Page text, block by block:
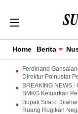
Home Berita
Ferdinand
Direktur Polnustar
BREAKING NEWS
BMKG Keluarkan
Bupati Sitaro
Ruang Rugikan